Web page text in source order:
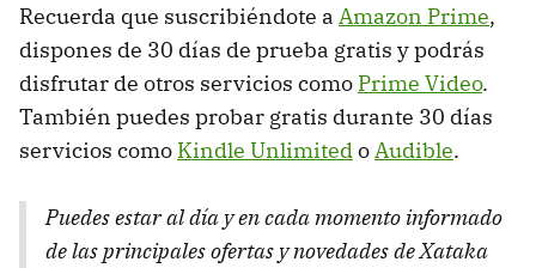
Recuerda que suscribiéndote a Amazon Prime,
dispones de 30 días de prueba gratis y podrás
disfrutar de otros servicios como Prime Video.
También puedes probar gratis durante 30 días
servicios como Kindle Unlimited o Audible.
Puedes estar al día y en cada momento informado
de las principales ofertas y novedades de Xataka